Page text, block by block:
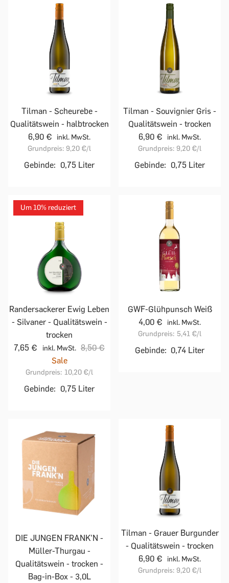
Tilman - Scheurebe -
Qualitätswein - halbtrocken
6,90 €
inkl. MwSt.
Grundpreis: 9,20 €/l
Gebinde: 0,75 Liter
Tilman - Souvignier Gris -
Qualitätswein - trocken
6,90 €
inkl. MwSt.
Grundpreis: 9,20 €/l
Gebinde: 0,75 Liter
Um 10% reduziert
Randersackerer Ewig Leben
- Silvaner - Qualitätswein -
trocken
7,65 €
inkl. MwSt. 8,50 €
Sale
Grundpreis: 10,20 €/l
Gebinde: 0,75 Liter
GWF-Glühpunsch Weiß
4,00 €
inkl. MwSt.
Grundpreis: 5,41 €/l
Gebinde: 0,74 Liter
DIE JUNGEN FRANK'N -
Müller-Thurgau -
Qualitätswein - trocken -
Bag-in-Box - 3,0L
Tilman - Grauer Burgunder
- Qualitätswein - trocken
6,90 €
inkl. MwSt.
Grundpreis: 9,20 €/l